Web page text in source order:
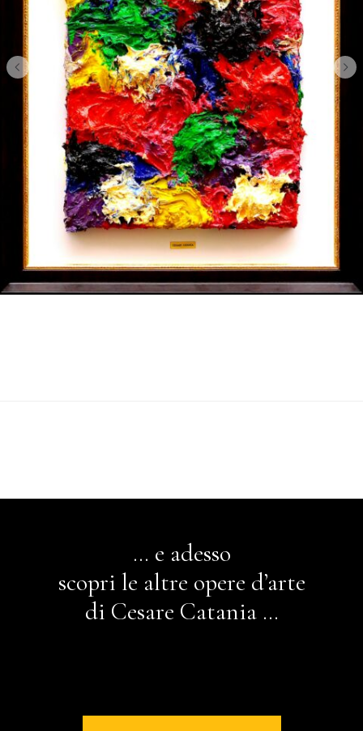
… e adesso
scopri le altre opere d’arte
di Cesare Catania …